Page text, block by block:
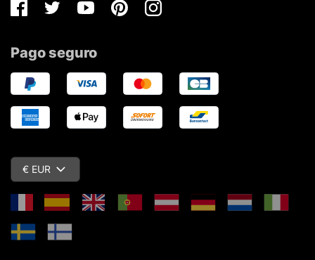
FacebookTwitterYoutubePinterestInstagram
Pago seguro
€ EUR